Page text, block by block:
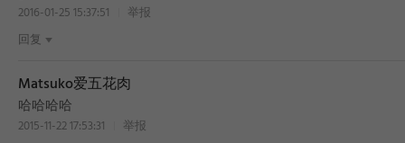
2016-01-25 15:37:51
举报
回复
Matsuko爱五花肉
哈哈哈哈
2015-11-22 17:53:31 举报